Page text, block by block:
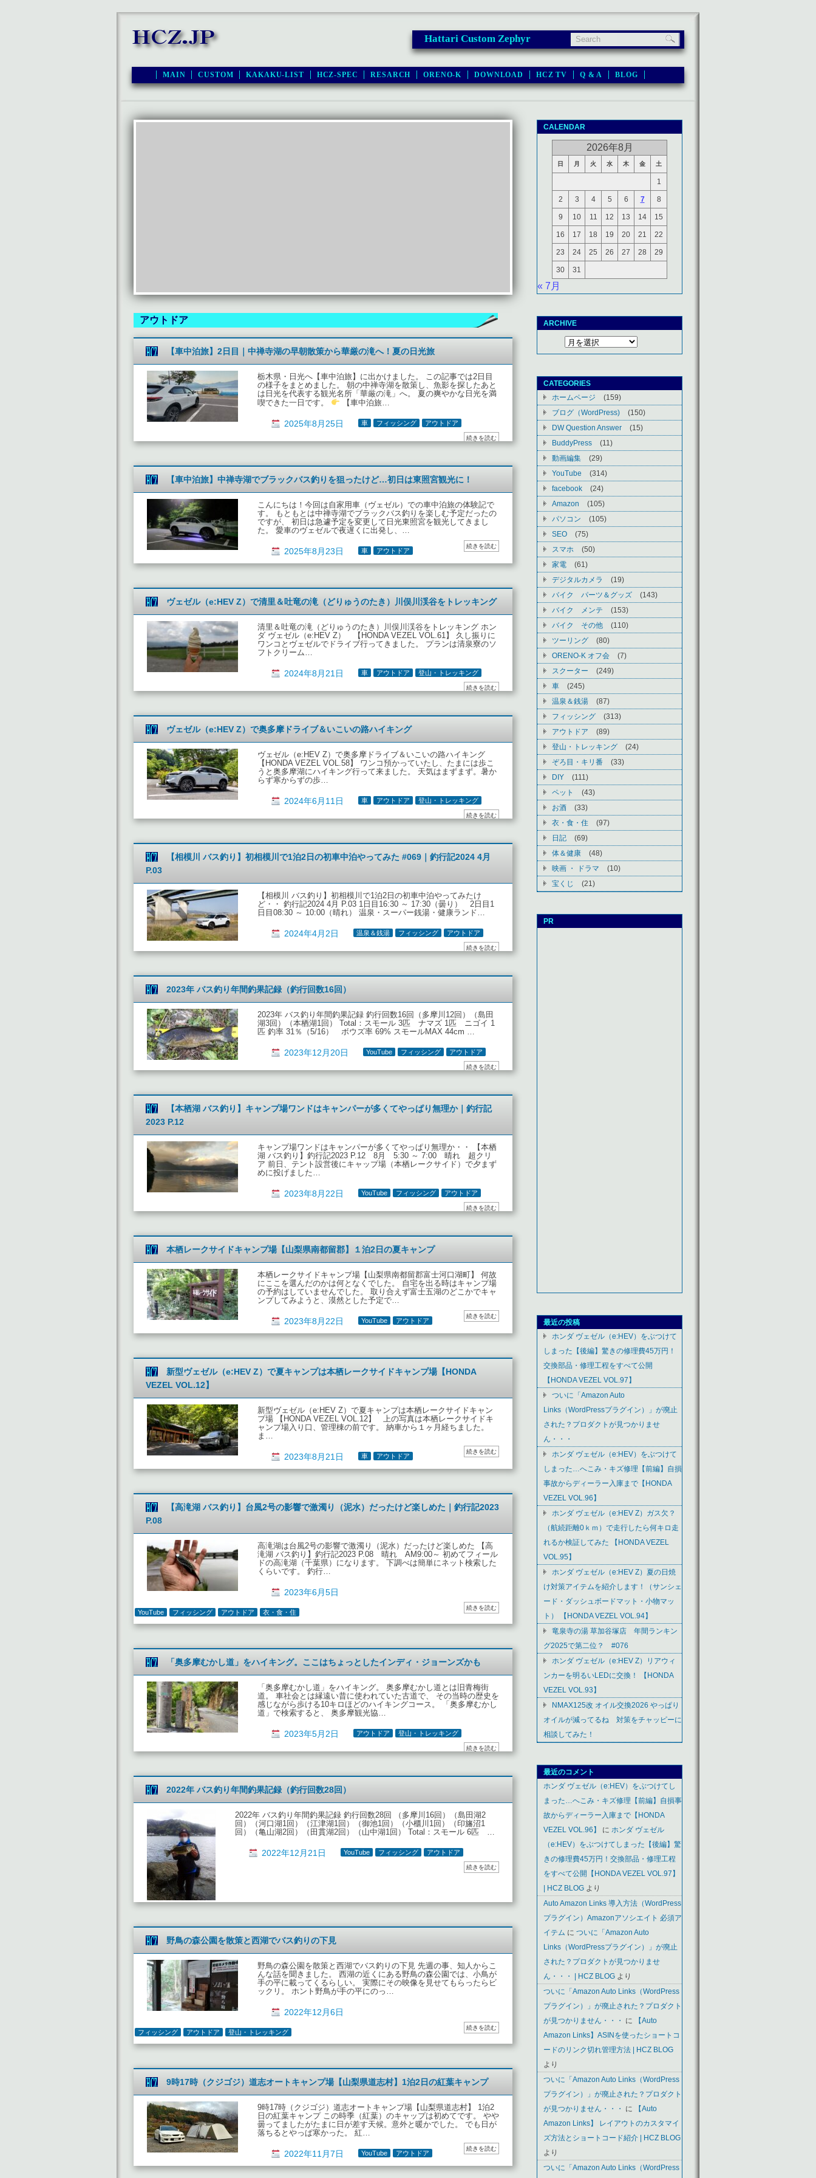
Hattari Custom Zephyr
MAIN CUSTOM KAKAKU-LIST HCZ-SPEC RESARCH ORENO-K DOWNLOAD HCZ TV Q & A BLOG
アウトドア
【車中泊旅】2日目｜中禅寺湖の早朝散策から華厳の滝へ！夏の日光旅
栃木県・日光へ【車中泊旅】に出かけました。 この記事では2日目
の様子をまとめました。 朝の中禅寺湖を散策し、魚影を探したあと
は日光を代表する観光名所「華厳の滝」へ。 夏の爽やかな日光を満
喫できた一日です。
【車中泊旅…
2025年8月25日 車 フィッシング アウトドア
続きを読む
【車中泊旅】中禅寺湖でブラックバス釣りを狙ったけど…初日は東照宮観光に！
こんにちは！今回は自家用車（ヴェゼル）での車中泊旅の体験記で
す。 もともとは中禅寺湖でブラックバス釣りを楽しむ予定だったの
ですが、 初日は急遽予定を変更して日光東照宮を観光してきまし
た。 愛車のヴェゼルで夜遅くに出発し、…
2025年8月23日 車 アウトドア
続きを読む
ヴェゼル（e:HEV Z）で清里＆吐竜の滝（どりゅうのたき）川俣川渓谷をトレッキング
清里＆吐竜の滝（どりゅうのたき）川俣川渓谷をトレッキング ホン
ダ ヴェゼル（e:HEV Z） 【HONDA VEZEL VOL.61】 久し振りに
ワンコとヴェゼルでドライブ行ってきました。 プランは清泉寮のソ
フトクリーム…
2024年8月21日 車 アウトドア 登山・トレッキング
続きを読む
ヴェゼル（e:HEV Z）で奥多摩ドライブ＆いこいの路ハイキング
ヴェゼル（e:HEV Z）で奥多摩ドライブ＆いこいの路ハイキング
【HONDA VEZEL VOL.58】 ワンコ預かっていたし、たまには歩こ
うと奥多摩湖にハイキング行って来ました。 天気はまずまず。暑か
らず寒からずの歩…
2024年6月11日 車 アウトドア 登山・トレッキング
続きを読む
【相模川 バス釣り】初相模川で1泊2日の初車中泊やってみた #069｜釣行記2024 4月
P.03
【相模川 バス釣り】初相模川で1泊2日の初車中泊やってみたけ
ど・・ 釣行記2024 4月 P.03 1日目16:30 ～ 17:30（曇り） 2日目1
日目08:30 ～ 10:00（晴れ） 温泉・スーパー銭湯・健康ランド…
2024年4月2日 温泉＆銭湯 フィッシング アウトドア
続きを読む
2023年 バス釣り年間釣果記録（釣行回数16回）
2023年 バス釣り年間釣果記録 釣行回数16回（多摩川12回）（島田
湖3回）（本栖湖1回） Total：スモール 3匹 ナマズ 1匹 ニゴイ 1
匹 釣率 31％（5/16） ボウズ率 69% スモールMAX 44cm …
2023年12月20日 YouTube フィッシング アウトドア
続きを読む
【本栖湖 バス釣り】キャンプ場ワンドはキャンパーが多くてやっぱり無理か｜釣行記
2023 P.12
キャンプ場ワンドはキャンパーが多くてやっぱり無理か・・ 【本栖
湖 バス釣り】釣行記2023 P.12 8月 5:30 ～ 7:00 晴れ 超クリ
ア 前日、テント設営後にキャップ場（本栖レークサイド）で夕まず
めに投げました…
2023年8月22日 YouTube フィッシング アウトドア
続きを読む
本栖レークサイドキャンプ場【山梨県南都留郡】１泊2日の夏キャンプ
本栖レークサイドキャンプ場【山梨県南都留郡富士河口湖町】 何故
にここを選んだのかは何となくでした。 自宅を出る時はキャンプ場
の予約はしていませんでした。 取り合えず富士五湖のどこかでキャ
ンプしてみようと、漠然とした予定で…
2023年8月22日 YouTube アウトドア
続きを読む
新型ヴェゼル（e:HEV Z）で夏キャンプは本栖レークサイドキャンプ場【HONDA
VEZEL VOL.12】
新型ヴェゼル（e:HEV Z）で夏キャンプは本栖レークサイドキャン
プ場 【HONDA VEZEL VOL.12】 上の写真は本栖レークサイドキ
ャンプ場入り口、管理棟の前です。 納車から１ヶ月経ちました。
ま…
2023年8月21日 車 アウトドア
続きを読む
【高滝湖 バス釣り】台風2号の影響で激濁り（泥水）だったけど楽しめた｜釣行記2023
P.08
高滝湖は台風2号の影響で激濁り（泥水）だったけど楽しめた 【高
滝湖 バス釣り】釣行記2023 P.08 晴れ AM9:00～ 初めてフィール
ドの高滝湖（千葉県）になります。 下調べは簡単にネット検索した
くらいです。 釣行…
2023年6月5日
YouTube フィッシング アウトドア 衣・食・住
続きを読む
「奥多摩むかし道」をハイキング。ここはちょっとしたインディ・ジョーンズかも
「奥多摩むかし道」をハイキング。 奥多摩むかし道とは旧青梅街
道。 車社会とは縁遠い昔に使われていた古道で、 その当時の歴史を
感じながら歩ける10キロほどのハイキングコース。 「奥多摩むかし
道」で検索すると、 奥多摩観光協…
2023年5月2日 アウトドア 登山・トレッキング
続きを読む
2022年 バス釣り年間釣果記録（釣行回数28回）
2022年 バス釣り年間釣果記録 釣行回数28回 （多摩川16回）（島田湖2
回）（河口湖1回）（江津湖1回）（御池1回）（小櫃川1回）（印旛沼1
回）（亀山湖2回）（田貫湖2回）（山中湖1回） Total：スモール 6匹 …
2022年12月21日 YouTube フィッシング アウトドア
続きを読む
野鳥の森公園を散策と西湖でバス釣りの下見
野鳥の森公園を散策と西湖でバス釣りの下見 先週の事、知人からこ
んな話を聞きました。 西湖の近くにある野鳥の森公園では、小鳥が
手の平に載ってくるらしい。 実際にその映像を見せてもらったらビ
ックリ。 ホント野鳥が手の平にのっ…
2022年12月6日
フィッシング アウトドア 登山・トレッキング
続きを読む
9時17時（クジゴジ）道志オートキャンプ場【山梨県道志村】1泊2日の紅葉キャンプ
9時17時（クジゴジ）道志オートキャンプ場【山梨県道志村】 1泊2
日の紅葉キャンプ この時季（紅葉）のキャップは初めてです。 やや
曇ってましたがたまに日が差す天候。意外と暖かでした。 でも日が
落ちるとやっぱ寒かった。 紅…
2022年11月7日 YouTube アウトドア
続きを読む
CALENDAR
2026年8月
日 月 火 水 木 金 土
1
2 3 4 5 6 7 8
9 10 11 12 13 14 15
16 17 18 19 20 21 22
23 24 25 26 27 28 29
30 31
« 7月
ARCHIVE
CATEGORIES
ホームページ
(159)
ブログ（WordPress)
(150)
DW Question Answer
(15)
BuddyPress
(11)
動画編集
(29)
YouTube
(314)
facebook
(24)
Amazon
(105)
パソコン
(105)
SEO
(75)
スマホ
(50)
家電
(61)
デジタルカメラ
(19)
バイク パーツ＆グッズ
(143)
バイク メンテ
(153)
バイク その他
(110)
ツーリング
(80)
ORENO-K オフ会
(7)
スクーター
(249)
車
(245)
温泉＆銭湯
(87)
フィッシング
(313)
アウトドア
(89)
登山・トレッキング
(24)
ぞろ目・キリ番
(33)
DIY
(111)
ペット
(43)
お酒
(33)
衣・食・住
(97)
日記
(69)
体＆健康
(48)
映画 ・ ドラマ
(10)
宝くじ
(21)
PR
最近の投稿
ホンダ ヴェゼル（e:HEV）をぶつけて
しまった【後編】驚きの修理費45万円！
交換部品・修理工程をすべて公開
【HONDA VEZEL VOL.97】
ついに「Amazon Auto
Links（WordPressプラグイン）」が廃止
された？プロダクトが見つかりませ
ん・・・
ホンダ ヴェゼル（e:HEV）をぶつけて
しまった…へこみ・キズ修理【前編】自損
事故からディーラー入庫まで【HONDA
VEZEL VOL.96】
ホンダ ヴェゼル（e:HEV Z）ガス欠？
（航続距離0ｋｍ）で走行したら何キロ走
れるか検証してみた 【HONDA VEZEL
VOL.95】
ホンダ ヴェゼル（e:HEV Z）夏の日焼
け対策アイテムを紹介します！（サンシェ
ード・ダッシュボードマット・小物マッ
ト） 【HONDA VEZEL VOL.94】
竜泉寺の湯 草加谷塚店 年間ランキン
グ2025で第二位？ #076
ホンダ ヴェゼル（e:HEV Z）リアウィ
ンカーを明るいLEDに交換！ 【HONDA
VEZEL VOL.93】
NMAX125改 オイル交換2026 やっぱり
オイルが減ってるね 対策をチャッピーに
相談してみた！
最近のコメント
ホンダ ヴェゼル（e:HEV）をぶつけてし
まった…へこみ・キズ修理【前編】自損事
故からディーラー入庫まで【HONDA
VEZEL VOL.96】
に ホンダ ヴェゼル
（e:HEV）をぶつけてしまった【後編】驚
きの修理費45万円！交換部品・修理工程
をすべて公開【HONDA VEZEL VOL.97】
| HCZ BLOG より
Auto Amazon Links 導入方法（WordPress
プラグイン）Amazonアソシエイト 必須ア
イテム に ついに「Amazon Auto
Links（WordPressプラグイン）」が廃止
された？プロダクトが見つかりませ
ん・・・ | HCZ BLOG より
ついに「Amazon Auto Links（WordPress
プラグイン）」が廃止された？プロダクト
が見つかりません・・・
に
【Auto
Amazon Links】ASINを使ったショートコ
ードのリンク切れ管理方法 | HCZ BLOG
より
ついに「Amazon Auto Links（WordPress
プラグイン）」が廃止された？プロダクト
が見つかりません・・・
に
【Auto
Amazon Links】 レイアウトのカスタマイ
ズ方法とショートコード紹介 | HCZ BLOG
より
ついに「Amazon Auto Links（WordPress